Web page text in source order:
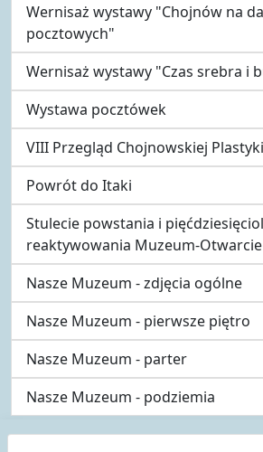
Wernisaż wystawy "Chojnów na
pocztowych"
Wernisaż wystawy "Czas srebra i
Wystawa pocztówek
VIII Przegląd Chojnowskiej Plastyki
Powrót do Itaki
Stulecie powstania i
reaktywowania Muzeum-
Nasze Muzeum - zdjęcia ogólne
Nasze Muzeum - pierwsze piętro
Nasze Muzeum - parter
Nasze Muzeum - podziemia